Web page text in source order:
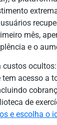
mês,
e o
custos
acesso a
de
e escolha o